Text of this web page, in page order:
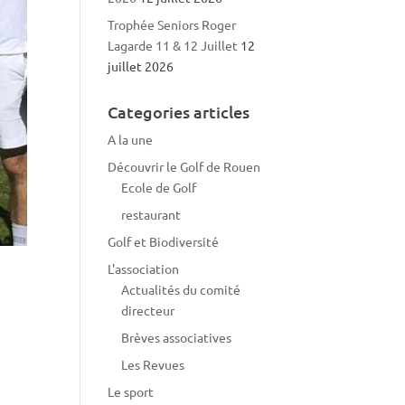
Trophée Seniors Roger
Lagarde 11 & 12 Juillet 12
juillet 2026
Categories articles
A la une
Découvrir le Golf de Rouen
Ecole de Golf
restaurant
Golf et Biodiversité
L'association
Actualités du comité
directeur
Brèves associatives
Les Revues
Le sport